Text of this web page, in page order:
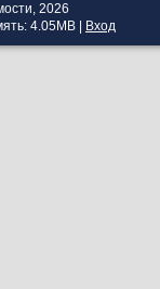
2026
4.05MB Вход